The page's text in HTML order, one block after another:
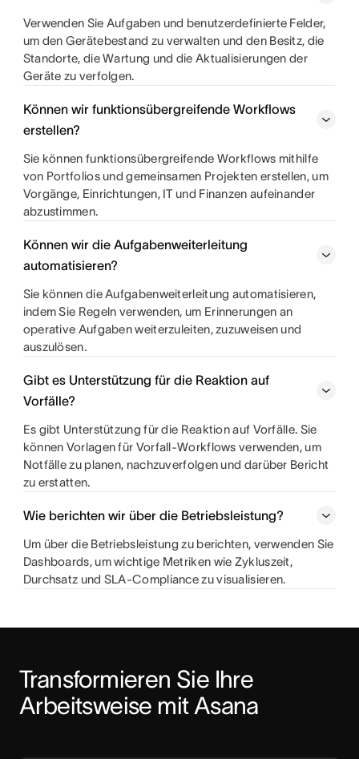
Verwenden Sie Aufgaben und benutzerdefinierte Felder,
um den Gerätebestand zu verwalten und den Besitz, die
Standorte, die Wartung und die Aktualisierungen der
Geräte zu verfolgen.
Können wir funktionsübergreifende Workflows
erstellen?
Sie können funktionsübergreifende Workflows mithilfe
von Portfolios und gemeinsamen Projekten erstellen, um
Vorgänge, Einrichtungen, IT und Finanzen aufeinander
abzustimmen.
Können wir die Aufgabenweiterleitung
automatisieren?
Sie können die Aufgabenweiterleitung automatisieren,
indem Sie Regeln verwenden, um Erinnerungen an
operative Aufgaben weiterzuleiten, zuzuweisen und
auszulösen.
Gibt es Unterstützung für die Reaktion auf
Vorfälle?
Es gibt Unterstützung für die Reaktion auf Vorfälle. Sie
können Vorlagen für Vorfall-Workflows verwenden, um
Notfälle zu planen, nachzuverfolgen und darüber Bericht
zu erstatten.
Wie berichten wir über die Betriebsleistung?
Um über die Betriebsleistung zu berichten, verwenden Sie
Dashboards, um wichtige Metriken wie Zykluszeit,
Durchsatz und SLA-Compliance zu visualisieren.
Transformieren Sie Ihre
Arbeitsweise mit Asana